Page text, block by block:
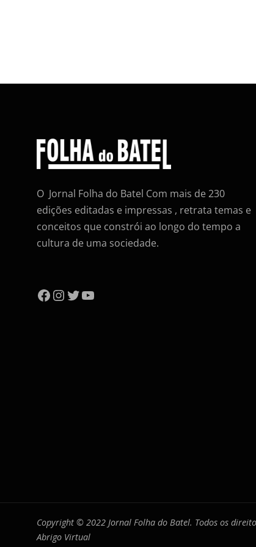
O Jornal Folha do Batel Com mais de 230
edições editadas e impressas , retrata temas e
conceitos que constrói ao longo do tempo a
cultura de uma sociedade.
Facebook
Instagram
Twitter
YouTube
Copyright © 2022 Jornal Folha do Batel. Todos os
Abrigo Virtual